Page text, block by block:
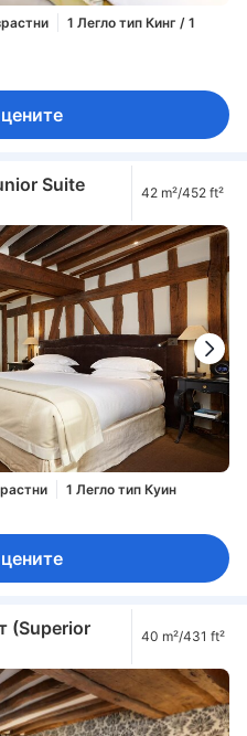
1 Легло тип Кинг / 1
Suite
42 m²/452 ft²
1 Легло тип Куин
(Superior
40 m²/431 ft²